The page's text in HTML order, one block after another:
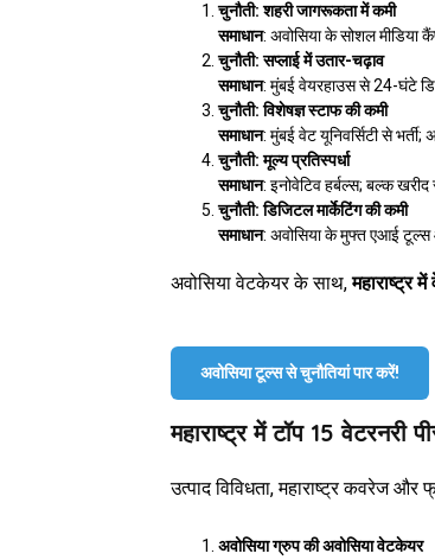
चुनौती: शहरी जागरूकता में कमी
समाधान: अवोसिया के सोशल मीडिया
चुनौती: सप्लाई में उतार-चढ़ाव
समाधान: मुंबई वेयरहाउस से 24-घंटे
चुनौती: विशेषज्ञ स्टाफ की कमी
समाधान: मुंबई वेट यूनिवर्सिटी से
चुनौती: मूल्य प्रतिस्पर्धा
समाधान: इनोवेटिव हर्बल्स; बल्क
चुनौती: डिजिटल मार्केटिंग की कमी
समाधान: अवोसिया के मुफ्त एआई
अवोसिया वेटकेयर के साथ,महाराष्ट्र
अवोसिया टूल्स से चुनौतियां पार करें!
महाराष्ट्र में टॉप 15 वेटरनरी
उत्पाद विविधता, महाराष्ट्र कवरेज और
अवोसिया ग्रुप की अवोसिया वेटकेयर